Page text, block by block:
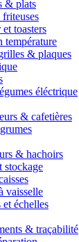
& plats
toasters
température
& plaques
éléctrique
& cafetières
& hachoirs
stockage
vaisselle
échelles
& traçabilité